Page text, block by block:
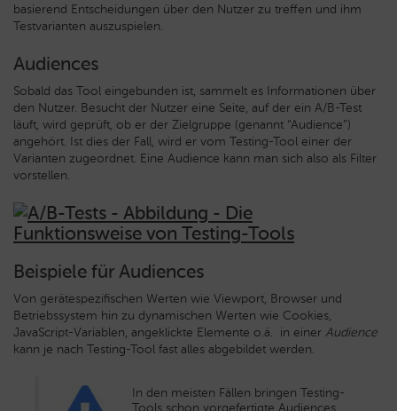
basierend Entscheidungen über den Nutzer zu treffen und ihm
Testvarianten auszuspielen.
Audiences
Sobald das Tool eingebunden ist, sammelt es Informationen über
den Nutzer. Besucht der Nutzer eine Seite, auf der ein A/B-Test
läuft, wird geprüft, ob er der Zielgruppe (genannt “Audience”)
angehört. Ist dies der Fall, wird er vom Testing-Tool einer der
Varianten zugeordnet. Eine Audience kann man sich also als Filter
vorstellen.
Beispiele für Audiences
Von gerätespezifischen Werten wie Viewport, Browser und
Betriebssystem hin zu dynamischen Werten wie Cookies,
JavaScript-Variablen, angeklickte Elemente o.ä. in einer Audience
kann je nach Testing-Tool fast alles abgebildet werden.
In den meisten Fällen bringen Testing-